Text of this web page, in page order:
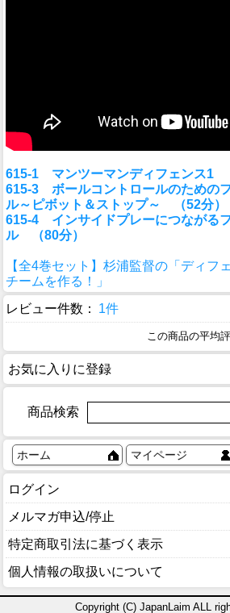
615-1 マンツーマンディフェンス1
615-3 ボールコントロールのための
ル～ピボット＆ストップ～ （52分）
615-4 インサイドプレーにつながる
ル （80分）
【全4巻セット】杉浦監督の「ディフ
チームを作る！」
レビュー件数：
1件
この商品の平均
お気に入りに登録
商品検索
ホーム マイページ
ログイン
メルマガ申込/停止
特定商取引法に基づく表示
個人情報の取扱いについて
Copyright (C) JapanLaim ALL